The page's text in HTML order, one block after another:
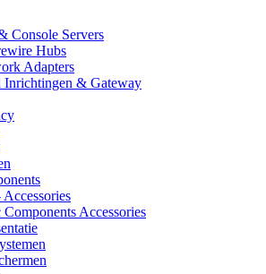
Console Servers
Hubs
Adapters
Inrichtingen & Gateway
Accessories